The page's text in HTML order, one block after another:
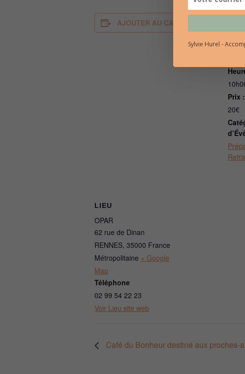
AJOUTER AU CALENDRIER
Date
Prix :
20€
LIEU
OPAR
62 rue de Dinan
RENNES, 35000 France
Métropolitaine + Google
Map
Téléphone
02 99 54 22 23
Voir Lieu site web
Café du Bonheur destiné aux proches-
Sylvie Hurel -